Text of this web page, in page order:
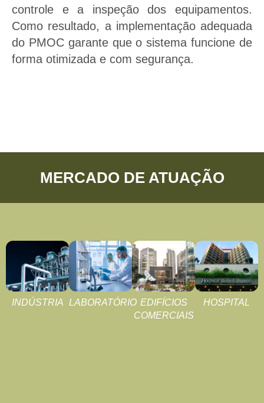
controle e a inspeção dos equipamentos.
Como resultado, a implementação adequada
do PMOC garante que o sistema funcione de
forma otimizada e com segurança.
MERCADO DE ATUAÇÃO
INDÚSTRIA LABORATÓRIO EDIFÍCIOS
COMERCIAIS
HOSPITAL